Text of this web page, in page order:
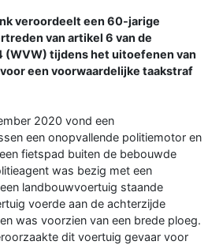
veroordeelt een 60-jarige
van artikel 6 van de
(WVW) tijdens het uitoefenen van
een voorwaardelijke taakstraf
2020 vond een
een onopvallende politiemotor en
fietspad buiten de bebouwde
was bezig met een
landbouwvoertuig staande
voerde aan de achterzijde
was voorzien van een brede ploeg.
dit voertuig gevaar voor